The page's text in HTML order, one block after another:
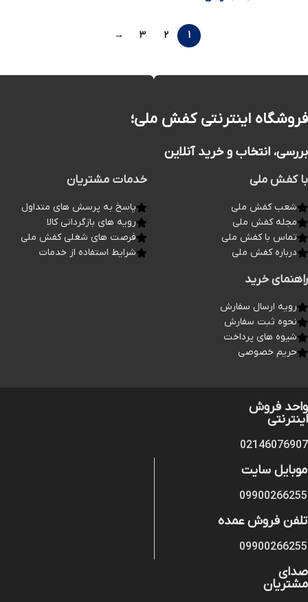
1
2
3
→
فروشگاه اینترنتی کفش ملی؛
بررسی، انتخاب و خرید آنلاین
با کفش ملی
شعب کفش ملی
مجله کفش ملی
تماس با کفش ملی
درباره کفش ملی
خدمات مشتریان
پاسخ به پرسش های متداول
رویه های بازگردانی کالا
فرصت های شغلی کفش ملی
شرایط استفاده از خدمات
راهنمای خرید
رویه ارسال سفارش
نحوه ثبت سفارش
شیوه های پرداخت
حریم خصوصی
واحد فروش
اینترنتی
02146076907
موبایل سایت
09900266255
تلفن فروش عمده
09900266255
صدای
مشتریان